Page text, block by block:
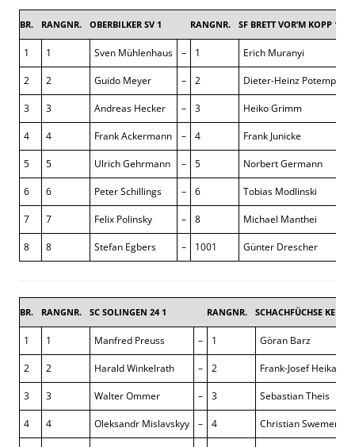
BR. RANGNR. OBERBILKER SV 1 RANGNR. SF BRETT VOR’M KOPP 1
1 1 Sven Mühlenhaus – 1 Erich Muranyi
2 2 Guido Meyer – 2 Dieter-Heinz Potempa
3 3 Andreas Hecker – 3 Heiko Grimm
4 4 Frank Ackermann – 4 Frank Junicke
5 5 Ulrich Gehrmann – 5 Norbert Germann
6 6 Peter Schillings – 6 Tobias Modlinski
7 7 Felix Polinsky – 8 Michael Manthei
8 8 Stefan Egbers – 1001 Günter Drescher
BR. RANGNR. SC SOLINGEN 24 1 RANGNR. SCHACHFÜCHSE
1 1 Manfred Preuss – 1 Göran Barz
2 2 Harald Winkelrath – 2 Frank-Josef Heikaus
3 3 Walter Ommer – 3 Sebastian Theis
4 4 Oleksandr Mislavskyy – 4 Christian Swemers